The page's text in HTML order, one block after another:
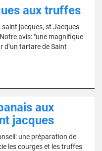
aux truffes
saint jacques, st Jacques
avis: "une magnifique
d’un tartare de Saint
aux
jacques
une préparation de
les courges et les truffes